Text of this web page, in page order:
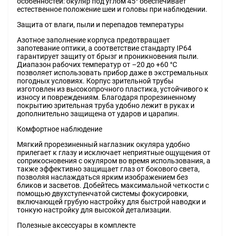
естественное положение шеи и головы при наблюдении.
Защита от влаги, пыли и перепадов температуры
Азотное заполнение корпуса предотвращает
запотевание оптики, а соответствие стандарту IP64
гарантирует защиту от брызг и проникновения пыли.
Диапазон рабочих температур от –20 до +60 °C
позволяет использовать прибор даже в экстремальных
погодных условиях. Корпус зрительной трубы
изготовлен из высокопрочного пластика, устойчивого к
износу и повреждениям. Благодаря прорезиненному
покрытию зрительная труба удобно лежит в руках и
дополнительно защищена от ударов и царапин.
Комфортное наблюдение
Мягкий прорезиненный наглазник окуляра удобно
прилегает к глазу и исключает неприятные ощущения от
соприкосновения с окуляром во время использования, а
также эффективно защищает глаз от бокового света,
позволяя наслаждаться ярким изображением без
бликов и засветов. Добейтесь максимальной четкости с
помощью двухступенчатой системы фокусировки,
включающей грубую настройку для быстрой наводки и
тонкую настройку для высокой детализации.
Полезные аксессуары в комплекте